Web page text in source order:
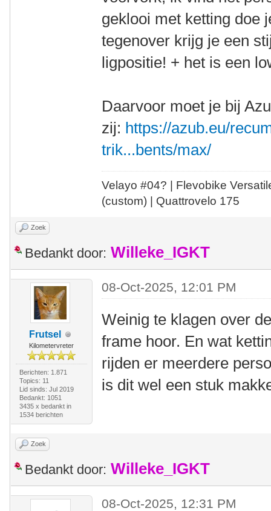
geklooi met ketting doe
tegenover krijg je een
ligpositie! + het is een
Daarvoor moet je bij
zij: https://azub.eu/
trik...bents/max/
Velayo #04? | Flevobike
(custom) | Quattrovelo 175
Zoek
Bedankt door: Willeke_IGKT
Frutsel
Kilometervreter
Berichten: 1.871
Topics: 11
Lid sinds: Jul 2019
Bedankt: 1051
3435 x bedankt in
1534 berichten
08-Oct-2025, 12:01 PM
Weinig te klagen over
frame hoor. En wat
rijden er meerdere
is dit wel een stuk
Zoek
Bedankt door: Willeke_IGKT
08-Oct-2025, 12:31 PM